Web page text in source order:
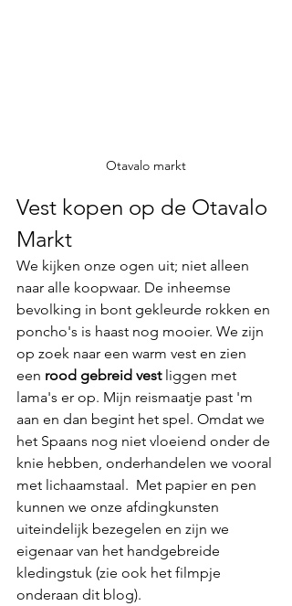
Otavalo markt
Vest kopen op de Otavalo
Markt
We kijken onze ogen uit; niet alleen
naar alle koopwaar. De inheemse
bevolking in bont gekleurde rokken en
poncho's is haast nog mooier. We zijn
op zoek naar een warm vest en zien
een rood gebreid vest liggen met
lama's er op. Mijn reismaatje past 'm
aan en dan begint het spel. Omdat we
het Spaans nog niet vloeiend onder de
knie hebben, onderhandelen we vooral
met lichaamstaal.  Met papier en pen
kunnen we onze afdingkunsten
uiteindelijk bezegelen en zijn we
eigenaar van het handgebreide
kledingstuk (zie ook het filmpje
onderaan dit blog).